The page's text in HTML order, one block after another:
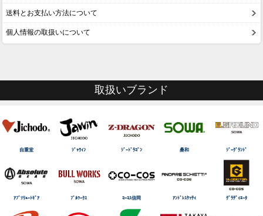
送料とお支払い方法について
個人情報の取扱いについて
取扱いブランド
自重堂 ｼﾞｬｳｨﾝ ｼﾞｰﾄﾞﾗｺﾞﾝ 桑和 ｼﾞｰｸﾞﾗﾝﾄﾞ
ｱﾌﾞｿﾘｭｰﾄｷﾞｱ ﾌﾞﾙﾜｰｸｽ ｺｰｺｽ信岡 ｱﾝﾄﾞﾚｽｹｯﾃｨ ｸﾞﾗﾃﾞｨｴｰﾀ